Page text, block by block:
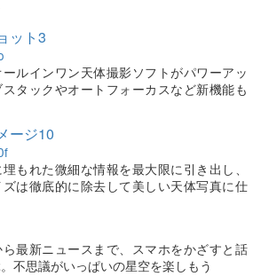
ット3
ルインワン天体撮影ソフトがパワーアッ
タックやオートフォーカスなど新機能も
ージ10
もれた微細な情報を最大限に引き出し、
は徹底的に除去して美しい天体写真に仕
最新ニュースまで、スマホをかざすと話
不思議がいっぱいの星空を楽しもう